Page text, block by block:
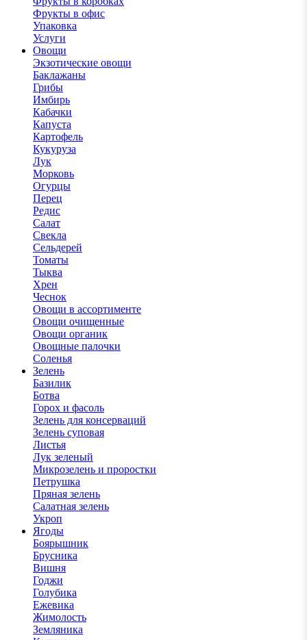
Фрукты в офис
Упаковка
Услуги
Овощи
Экзотические овощи
Баклажаны
Грибы
Имбирь
Кабачки
Капуста
Картофель
Кукуруза
Лук
Морковь
Огурцы
Перец
Редис
Салат
Свекла
Сельдерей
Томаты
Тыква
Хрен
Чеснок
Овощи в ассортименте
Овощи очищенные
Овощи органик
Овощные палочки
Соленья
Зелень
Базилик
Ботва
Горох и фасоль
Зелень для консерваций
Зелень суповая
Листья
Лук зеленый
Микрозелень и проростки
Петрушка
Пряная зелень
Салатная зелень
Укроп
Ягоды
Боярышник
Брусника
Вишня
Годжи
Голубика
Ежевика
Жимолость
Земляника